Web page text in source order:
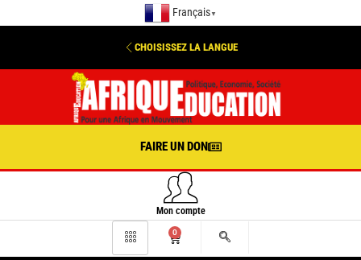
Français ▼
CHOISISSEZ LA LANGUE
FAIRE UN DON
Mon compte
0